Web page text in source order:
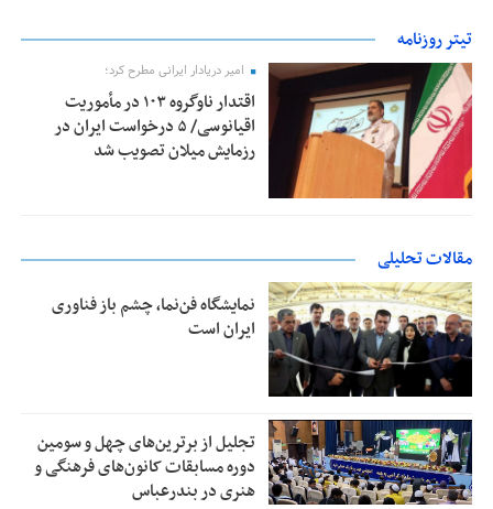
تیتر روزنامه
امیر دریادار ایرانی مطرح کرد؛
اقتدار ناوگروه ۱۰۳ در مأموریت‌
اقیانوسی/ ۵ درخواست ایران در
رزمایش میلان تصویب شد
مقالات تحلیلی
نمایشگاه فن‌نما، چشم باز فناوری
ایران است
تجلیل از بر‌ترین‌های چهل و سومین
دوره مسابقات کانون‌های فرهنگی و
هنری در بندرعباس